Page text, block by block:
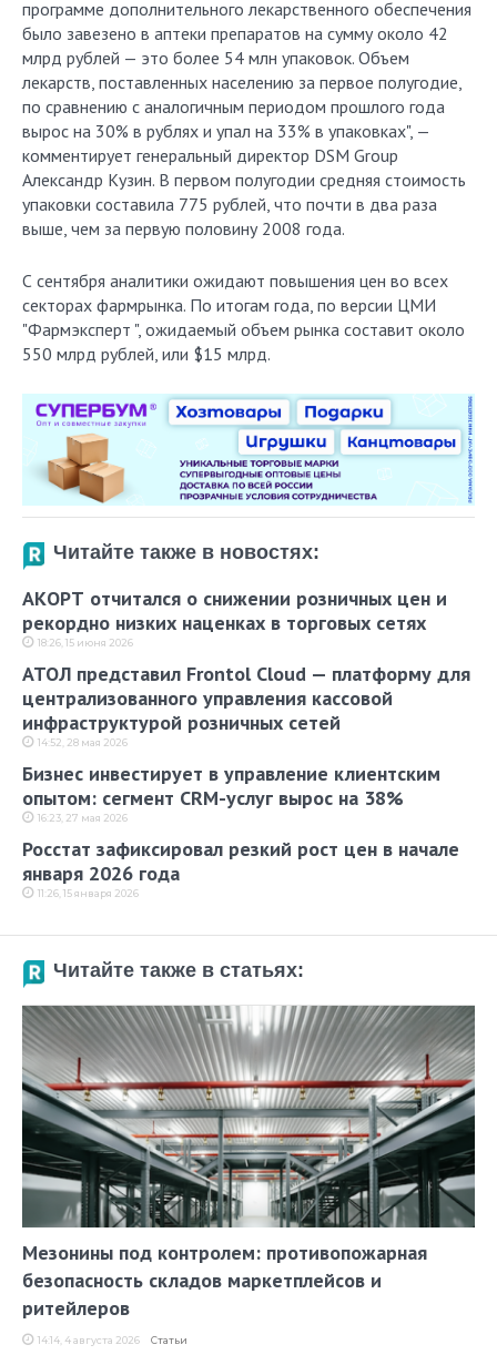
программе дополнительного лекарственного обеспечения
было завезено в аптеки препаратов на сумму около 42
млрд рублей — это более 54 млн упаковок. Объем
лекарств, поставленных населению за первое полугодие,
по сравнению с аналогичным периодом прошлого года
вырос на 30% в рублях и упал на 33% в упаковках", —
комментирует генеральный директор DSM Group
Александр Кузин. В первом полугодии средняя стоимость
упаковки составила 775 рублей, что почти в два раза
выше, чем за первую половину 2008 года.
С сентября аналитики ожидают повышения цен во всех
секторах фармрынка. По итогам года, по версии ЦМИ
"Фармэксперт ", ожидаемый объем рынка составит около
550 млрд рублей, или $15 млрд.
Читайте также в новостях:
АКОРТ отчитался о снижении розничных цен и
рекордно низких наценках в торговых сетях
18:26, 15 июня 2026
АТОЛ представил Frontol Cloud — платформу для
централизованного управления кассовой
инфраструктурой розничных сетей
14:52, 28 мая 2026
Бизнес инвестирует в управление клиентским
опытом: сегмент CRM-услуг вырос на 38%
16:23, 27 мая 2026
Росстат зафиксировал резкий рост цен в начале
января 2026 года
11:26, 15 января 2026
Читайте также в статьях:
Мезонины под контролем: противопожарная
безопасность складов маркетплейсов и
ритейлеров
14:14, 4 августа 2026 Статьи